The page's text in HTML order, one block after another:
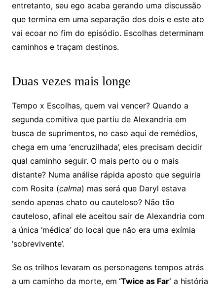
entretanto, seu ego acaba gerando uma discussão
que termina em uma separação dos dois e este ato
vai ecoar no fim do episódio. Escolhas determinam
caminhos e traçam destinos.
Duas vezes mais longe
Tempo x Escolhas, quem vai vencer? Quando a
segunda comitiva que partiu de Alexandria em
busca de suprimentos, no caso aqui de remédios,
chega em uma ‘encruzilhada’, eles precisam decidir
qual caminho seguir. O mais perto ou o mais
distante? Numa análise rápida aposto que seguiria
com Rosita (calma) mas será que Daryl estava
sendo apenas chato ou cauteloso? Não tão
cauteloso, afinal ele aceitou sair de Alexandria com
a única ‘médica’ do local que não era uma exímia
‘sobrevivente’.
Se os trilhos levaram os personagens tempos atrás
a um caminho da morte, em ‘Twice as Far’ a história